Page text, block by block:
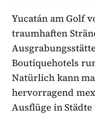
Yucatán am Golf
traumhaften
Boutiquehotels
Natürlich kann
hervorragend
Ausflüge in